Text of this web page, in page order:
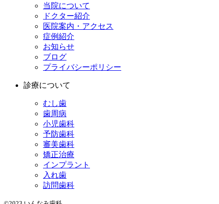
当院について
ドクター紹介
医院案内・アクセス
症例紹介
お知らせ
ブログ
プライバシーポリシー
診療について
むし歯
歯周病
小児歯科
予防歯科
審美歯科
矯正治療
インプラント
入れ歯
訪問歯科